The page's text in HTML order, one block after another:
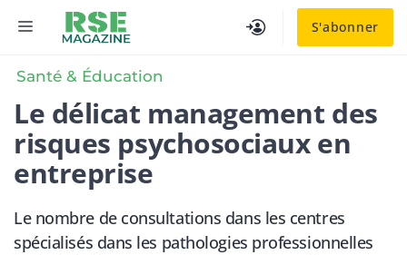
S'abonner
MENU
Santé & Éducation
Le délicat management des
risques psychosociaux en
entreprise
Le nombre de consultations dans les centres
spécialisés dans les pathologies professionnelles